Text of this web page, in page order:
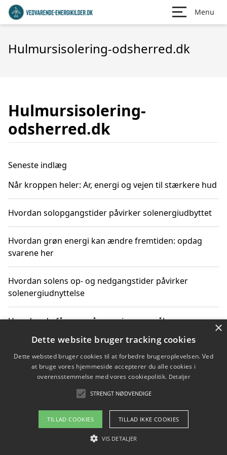
Menu
Hulmursisolering-odsherred.dk
Hulmursisolering-
odsherred.dk
Seneste indlæg
Når kroppen heler: Ar, energi og vejen til stærkere hud
Hvordan solopgangstider påvirker solenergiudbyttet
Hvordan grøn energi kan ændre fremtiden: opdag
svarene her
Hvordan solens op- og nedgangstider påvirker
solenergiudnyttelse
Hvordan du får svar på energispørgsmål om
Copyright 2026 - Pilanto Aps
Om / kontakt
Blog Betingelser
×
Dette website bruger tracking cookies
Dette websted bruger cookies til at forbedre brugeroplevelsen. Ved
at bruge vores hjemmeside accepterer du alle cookies i
overensstemmelse med vores cookiepolitik. Detaljer
STRENGT NØDVENDIGE
TILLAD COOKIES TILLAD IKKE COOKIES
VIS DETALJER